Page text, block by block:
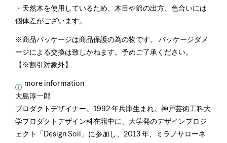
・天然木を使用しているため、木目や節の出方、色合いには
個体差がございます。
※商品パッケージは商品保護の為の物です。 パッケージダメ
ージによる交換は致しかねます。予めご了承ください。
【※割引対象外】
more information
大島淳一郎
プロダクトデザイナー。1992 年兵庫生まれ。神戸芸術工科大
学プロダクトデザイン科在籍中に、大学発のデザインプロジ
ェクト「Design Soil」に参加し、2013 年、ミラノサローネ